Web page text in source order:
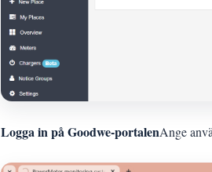
Logga in på Goodwe-portalenAnge